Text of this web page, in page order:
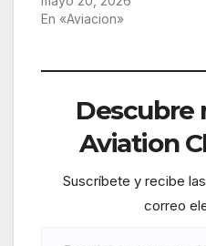
En «Aviacion»
Descubre
Aviation
Suscríbete y recibe
correo